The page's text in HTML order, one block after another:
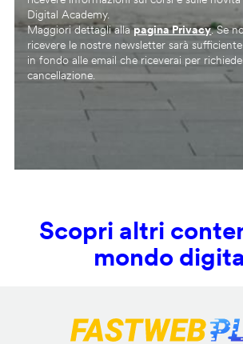
Digital Academy.
Maggiori dettagli allapagina Privacy. Se
ricevere le nostre newsletter sarà
in fondo alle email che riceverai per
cancellazione.
Scopri altri
mondo